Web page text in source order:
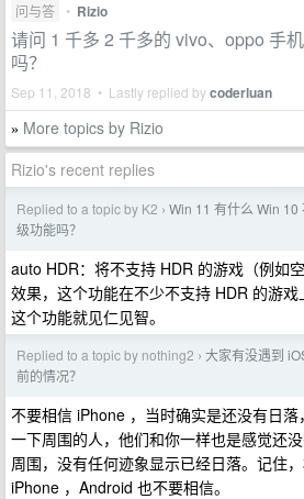
问与答 • Rizio
请问 1 千多 2 千多的 vivo、oppo 手
吗？
Sep 11, 2018 • Lastly replied bycoderluan
» More topics by Rizio
Rizio's recent replies
Replied to a topic by K2 › Win 11 有什么 Win 10
级功能吗？
auto HDR：将不支持 HDR 的游戏（例如
效果，这个功能在不少不支持 HDR 的游
这个功能就见仁见智。
Replied to a topic by nothing2 › 大家有没遇到
前的情况？
不要相信 iPhone ，当时确实是还没有日
一下周围的人，他们和你一样也是感觉还
周围，没有任何迹象显示已经日落。记住
iPhone ，Android 也不要相信。